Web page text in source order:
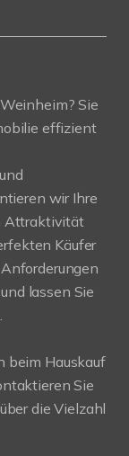
Sie
effizient
wir Ihre
Attraktivität
Käufer
lassen Sie
beim Hauskauf
Sie
die Vielzahl